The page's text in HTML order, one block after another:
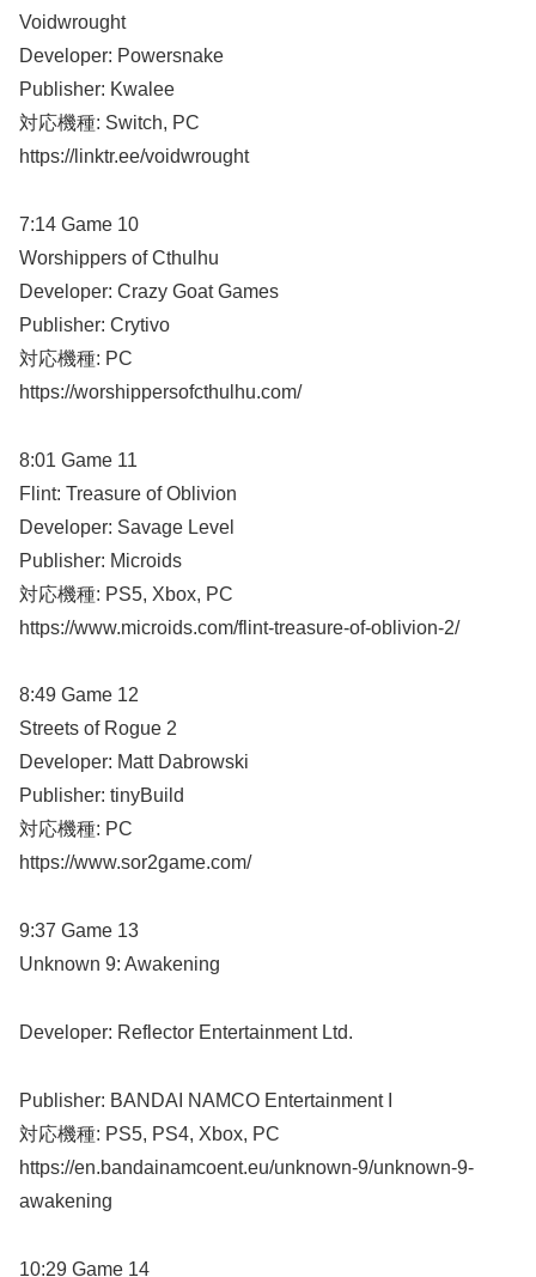
Voidwrought
Developer: Powersnake
Publisher: Kwalee
対応機種: Switch, PC
https://linktr.ee/voidwrought
7:14 Game 10
Worshippers of Cthulhu
Developer: Crazy Goat Games
Publisher: Crytivo
対応機種: PC
https://worshippersofcthulhu.com/
8:01 Game 11
Flint: Treasure of Oblivion
Developer: Savage Level
Publisher: Microids
対応機種: PS5, Xbox, PC
https://www.microids.com/flint-treasure-of-oblivion-2/
8:49 Game 12
Streets of Rogue 2
Developer: Matt Dabrowski
Publisher: tinyBuild
対応機種: PC
https://www.sor2game.com/
9:37 Game 13
Unknown 9: Awakening
Developer: Reflector Entertainment Ltd.
Publisher: BANDAI NAMCO Entertainment I
対応機種: PS5, PS4, Xbox, PC
https://en.bandainamcoent.eu/unknown-9/unknown-9-
awakening
10:29 Game 14